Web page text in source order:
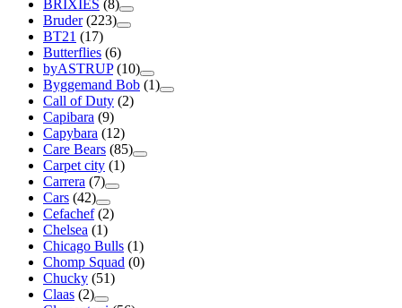
BRIXIES (8)
Bruder (223)
BT21 (17)
Butterflies (6)
byASTRUP (10)
Byggemand Bob (1)
Call of Duty (2)
Capibara (9)
Capybara (12)
Care Bears (85)
Carpet city (1)
Carrera (7)
Cars (42)
Cefachef (2)
Chelsea (1)
Chicago Bulls (1)
Chomp Squad (0)
Chucky (51)
Claas (2)